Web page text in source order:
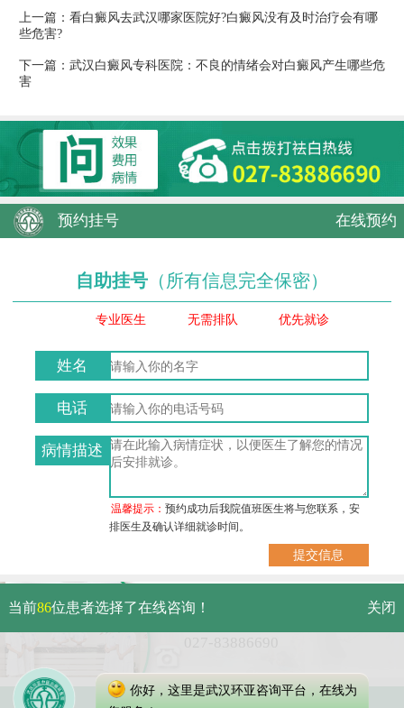
上一篇： 看白癜风去武汉哪家医院好?白癜风没有及时治疗会有哪
些危害?
下一篇： 武汉白癜风专科医院：不良的情绪会对白癜风产生哪些危
害
预约挂号 在线预约
自助挂号 （所有信息完全保密）
专业医生 无需排队 优先就诊
姓名
电话
病情描述
温馨提示：预约成功后我院值班医生将与您联系，安
排医生及确认详细就诊时间。
武汉市硚口区解放大道479号
免费电话：
当前86位患者选择了在线咨询！ 关闭
你好，这里是武汉环亚咨询平台，在线为